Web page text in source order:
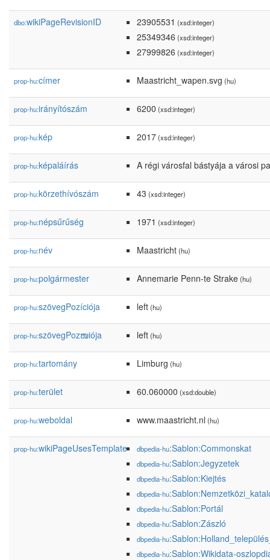
dbo:wikiPageRevisionID 23905531 (xsd:integer)
25349346 (xsd:integer)
27999826 (xsd:integer)
prop-hu:címer Maastricht_wapen.svg (hu)
prop-hu:irányítószám 6200 (xsd:integer)
prop-hu:kép 2017(xsd:integer)
prop-hu:képaláírás A régi városfal bástyája a városi
prop-hu:körzethívószám 43 (xsd:integer)
prop-hu:népsűrűség 1971 (xsd:integer)
prop-hu:név Maastricht(hu)
prop-hu:polgármester Annemarie Penn-te Strake(hu)
prop-hu:szövegPozíciója left(hu)
prop-hu:szövegPozໜiója left(hu)
prop-hu:tartomány Limburg (hu)
prop-hu:terület 60.060000 (xsd:double)
prop-hu:weboldal www.maastricht.nl (hu)
prop-hu:wikiPageUsesTemplate dbpedia-hu:Sablon:Commonskat
dbpedia-hu:Sablon:Jegyzetek
dbpedia-hu:Sablon:Kiejtés
dbpedia-hu
dbpedia-hu:Sablon:Portál
dbpedia-hu:Sablon:Zászló
dbpedia-hu
dbpedia-hu:Sablon:Wikidata-